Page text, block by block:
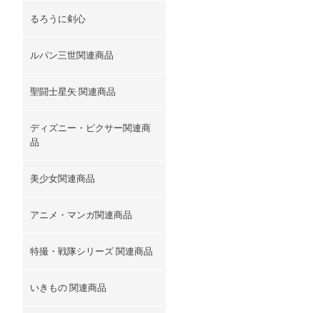
るろうに剣心
ルパン三世関連商品
聖闘士星矢 関連商品
ディズニー・ピクサー関連商
品
美少女関連商品
アニメ・マンガ関連商品
特撮・戦隊シリーズ 関連商品
いきもの 関連商品